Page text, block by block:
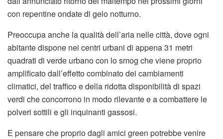
con repentine ondate di gelo notturno.
Preoccupa anche la qualità dell’aria nelle città, dove ogni
abitante dispone nei centri urbani di appena 31 metri
quadrati di verde urbano con lo smog che viene proprio
amplificato dall’effetto combinato dei cambiamenti
climatici, del traffico e della ridotta disponibilità di spazi
verdi che concorrono in modo rilevante e a combattere le
polveri sottili e gli inquinanti gassosi.
E pensare che proprio dagli amici green potrebbe venire